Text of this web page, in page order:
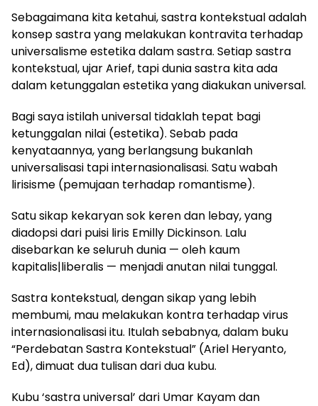
Sebagaimana kita ketahui, sastra kontekstual adalah
konsep sastra yang melakukan kontravita terhadap
universalisme estetika dalam sastra. Setiap sastra
kontekstual, ujar Arief, tapi dunia sastra kita ada
dalam ketunggalan estetika yang diakukan universal.
Bagi saya istilah universal tidaklah tepat bagi
ketunggalan nilai (estetika). Sebab pada
kenyataannya, yang berlangsung bukanlah
universalisasi tapi internasionalisasi. Satu wabah
lirisisme (pemujaan terhadap romantisme).
Satu sikap kekaryan sok keren dan lebay, yang
diadopsi dari puisi liris Emilly Dickinson. Lalu
disebarkan ke seluruh dunia — oleh kaum
kapitalis|liberalis — menjadi anutan nilai tunggal.
Sastra kontekstual, dengan sikap yang lebih
membumi, mau melakukan kontra terhadap virus
internasionalisasi itu. Itulah sebabnya, dalam buku
“Perdebatan Sastra Kontekstual” (Ariel Heryanto,
Ed), dimuat dua tulisan dari dua kubu.
Kubu ‘sastra universal’ dari Umar Kayam dan